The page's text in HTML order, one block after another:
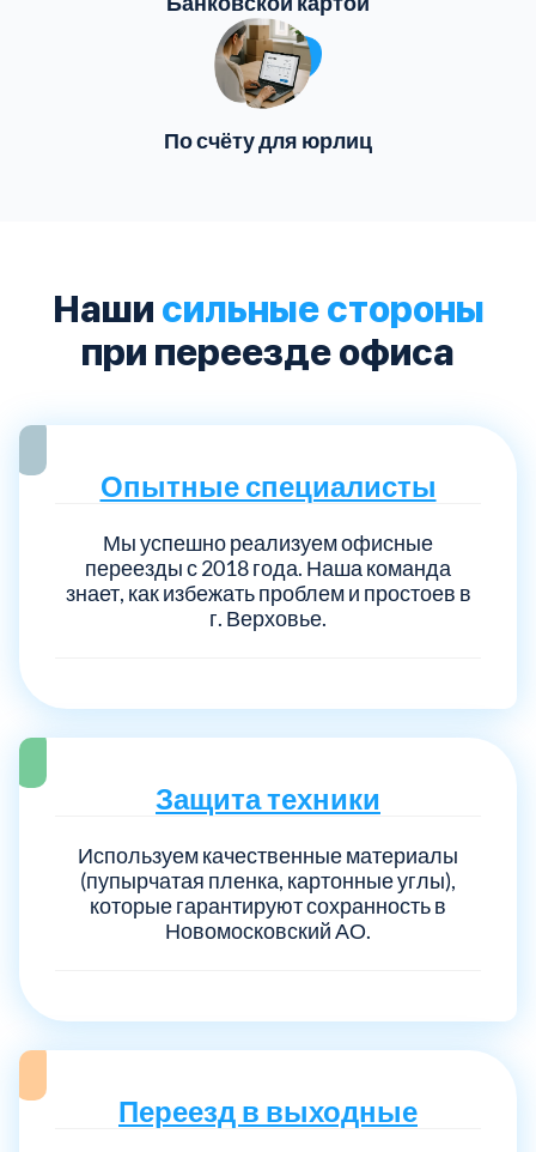
По счёту для юрлиц
Наши сильные стороны
при переезде офиса
Опытные специалисты
Мы успешно реализуем офисные
переезды с 2018 года. Наша команда
знает, как избежать проблем и простоев в
г. Верховье.
Защита техники
Используем качественные материалы
(пупырчатая пленка, картонные углы),
которые гарантируют сохранность в
Новомосковский АО.
Переезд в выходные